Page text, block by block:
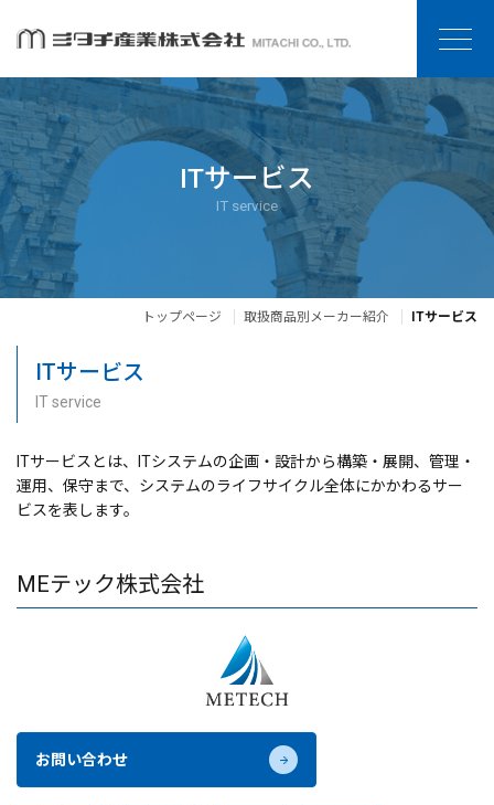
ITサービス
IT service
トップページ 取扱商品別メーカー紹介 ITサービス
ITサービス
IT service
ITサービスとは、ITシステムの企画・設計から構築・展開、管理・
運用、保守まで、システムのライフサイクル全体にかかわるサー
ビスを表します。
MEテック株式会社
お問い合わせ